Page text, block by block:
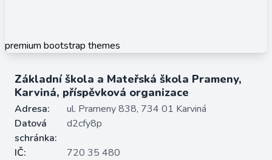
premium bootstrap themes
Základní škola a Mateřská škola Prameny,
Karviná, příspěvková organizace
Adresa:
ul. Prameny 838, 734 01 Karviná
Datová
schránka:
d2cfy8p
IČ: 720 35 480